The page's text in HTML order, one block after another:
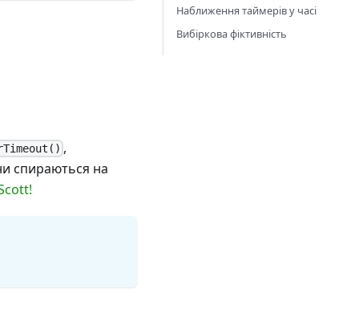
,
спираються на
Наближення таймерів у часі
Вибіркова фіктивність